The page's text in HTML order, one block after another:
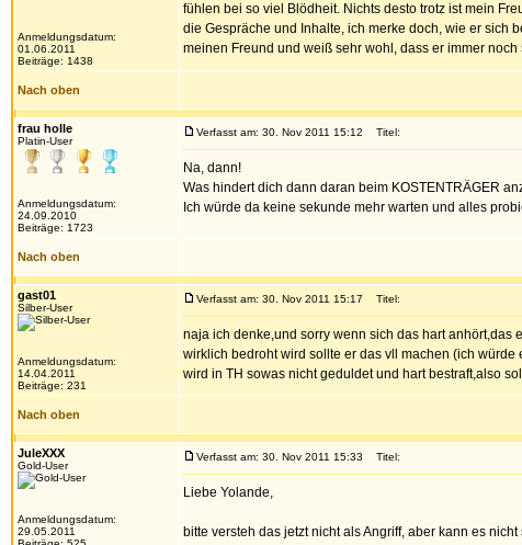
Anmeldungsdatum:
01.06.2011
Beiträge: 1438
fühlen bei so viel Blödheit. Nichts desto trotz ist mein
die Gespräche und Inhalte, ich merke doch, wie er sich
meinen Freund und weiß sehr wohl, dass er immer
Nach oben
frau holle
Platin-User
Anmeldungsdatum:
24.09.2010
Beiträge: 1723
Verfasst am: 30. Nov 2011 15:12 Titel:
Na, dann!
Was hindert dich dann daran beim KOSTENTRÄGER
Ich würde da keine sekunde mehr warten und alles
Nach oben
gast01
Silber-User
Anmeldungsdatum:
14.04.2011
Beiträge: 231
Verfasst am: 30. Nov 2011 15:17 Titel:
naja ich denke,und sorry wenn sich das hart
wirklich bedroht wird sollte er das vll machen (ich
wird in TH sowas nicht geduldet und hart bestraft,also
Nach oben
JuleXXX
Gold-User
Anmeldungsdatum:
29.05.2011
Verfasst am: 30. Nov 2011 15:33 Titel:
Liebe Yolande,
bitte versteh das jetzt nicht als Angriff, aber kann es